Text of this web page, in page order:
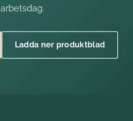
arbetsdag.
Ladda ner produktblad